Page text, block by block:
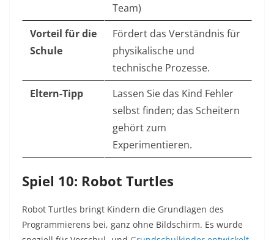
Team)
Vorteil für die
Schule
Fördert das Verständnis für
physikalische und
technische Prozesse.
Eltern-Tipp
Lassen Sie das Kind Fehler
selbst finden; das Scheitern
gehört zum
Experimentieren.
Spiel 10: Robot Turtles
Robot Turtles bringt Kindern die Grundlagen des
Programmierens bei, ganz ohne Bildschirm. Es wurde